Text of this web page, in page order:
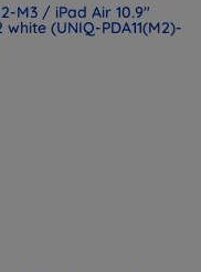
M3 / iPad Air 10.9"
(UNIQ-PDA11(M2)-